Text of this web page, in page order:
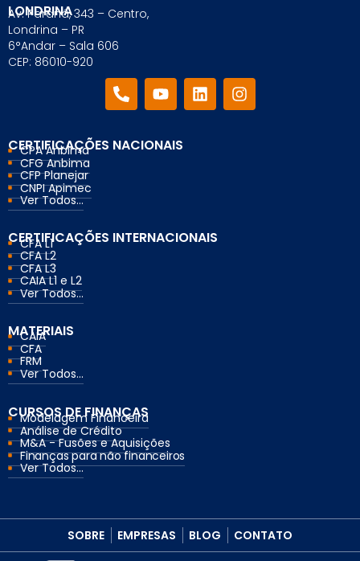
LONDRINA
Av. Paraná, 343 – Centro,
Londrina – PR
6°Andar – Sala 606
CEP: 86010-920
CERTIFICAÇÕES NACIONAIS
CPA Anbima
CFG Anbima
CFP Planejar
CNPI Apimec
Ver Todos...
CERTIFICAÇÕES INTERNACIONAIS
CFA L1
CFA L2
CFA L3
CAIA L1 e L2
Ver Todos...
MATERIAIS
CAIA
CFA
FRM
Ver Todos...
CURSOS DE FINANÇAS
Modelagem Financeira
Análise de Crédito
M&A - Fusões e Aquisições
Finanças para não financeiros
Ver Todos...
SOBRE EMPRESAS BLOG CONTATO